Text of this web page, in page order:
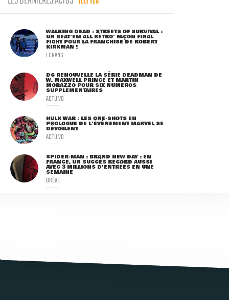
WALKING DEAD : STREETS OF SURVIVAL :
UN BEAT'EM ALL RÉTRO' FAÇON FINAL
FIGHT POUR LA FRANCHISE DE ROBERT
KIRKMAN !
ECRANS
DC RENOUVELLE LA SÉRIE DEADMAN DE
W. MAXWELL PRINCE ET MARTIN
MORAZZO POUR SIX NUMÉROS
SUPPLÉMENTAIRES
ACTU VO
HULK WAR : LES ONE-SHOTS EN
PROLOGUE DE L'ÉVÈNEMENT MARVEL SE
DÉVOILENT
ACTU VO
SPIDER-MAN : BRAND NEW DAY : EN
FRANCE, UN SUCCÈS RECORD AUSSI
AVEC 3 MILLIONS D'ENTRÉES EN UNE
SEMAINE
BRÈVE